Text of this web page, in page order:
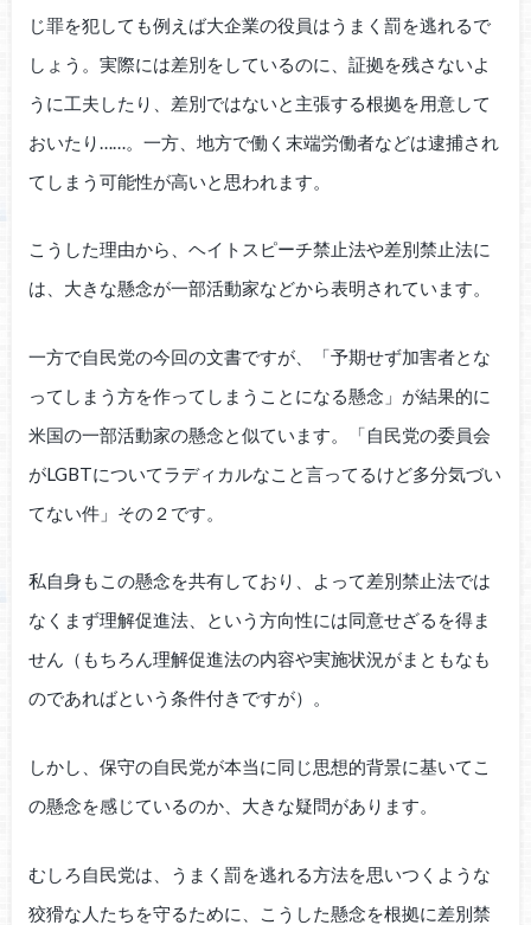
じ罪を犯しても例えば大企業の役員はうまく罰を逃れるで
しょう。実際には差別をしているのに、証拠を残さないよ
うに工夫したり、差別ではないと主張する根拠を用意して
おいたり……。一方、地方で働く末端労働者などは逮捕され
てしまう可能性が高いと思われます。
こうした理由から、ヘイトスピーチ禁止法や差別禁止法に
は、大きな懸念が一部活動家などから表明されています。
一方で自民党の今回の文書ですが、「予期せず加害者とな
ってしまう方を作ってしまうことになる懸念」が結果的に
米国の一部活動家の懸念と似ています。「自民党の委員会
がLGBTについてラディカルなこと言ってるけど多分気づい
てない件」その２です。
私自身もこの懸念を共有しており、よって差別禁止法では
なくまず理解促進法、という方向性には同意せざるを得ま
せん（もちろん理解促進法の内容や実施状況がまともなも
のであればという条件付きですが）。
しかし、保守の自民党が本当に同じ思想的背景に基いてこ
の懸念を感じているのか、大きな疑問があります。
むしろ自民党は、うまく罰を逃れる方法を思いつくような
狡猾な人たちを守るために、こうした懸念を根拠に差別禁